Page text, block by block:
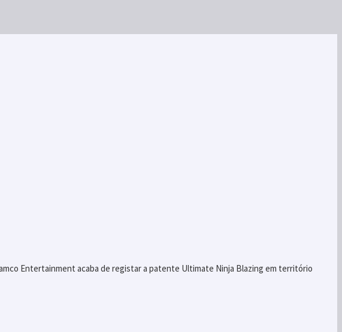
Entertainment acaba de registar a patente Ultimate Ninja Blazing em território